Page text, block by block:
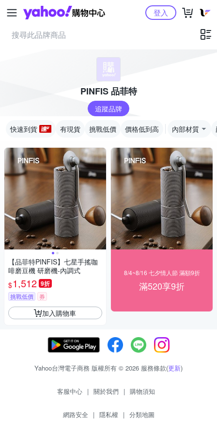
Yahoo購物中心登入
PINFIS 品菲特
追蹤品牌
快速到貨 有現貨 挑戰低價 價格低到高 內部材質
【品菲特PINFIS】七星手搖咖
啡磨豆機 研磨機-內調式
$1,512 9折
挑戰低價 券
加入購物車
8/4~8/16 七夕情人節 滿額9折
滿520享9折
Yahoo台灣電子商務 版權所有 © 2026 服務條款(更新)
客服中心 | 關於我們 | 購物須知
網路安全 | 隱私權 | 分類地圖